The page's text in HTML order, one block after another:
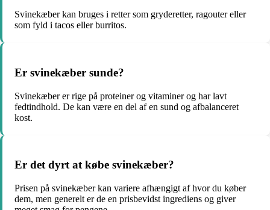
Svinekæber kan bruges i retter som gryderetter, ragouter eller
som fyld i tacos eller burritos.
Er svinekæber sunde?
Svinekæber er rige på proteiner og vitaminer og har lavt
fedtindhold. De kan være en del af en sund og afbalanceret
kost.
Er det dyrt at købe svinekæber?
Prisen på svinekæber kan variere afhængigt af hvor du køber
dem, men generelt er de en prisbevidst ingrediens og giver